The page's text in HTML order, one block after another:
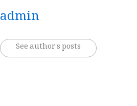
admin
See author's posts